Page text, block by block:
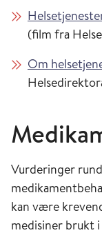
(film fra
Om
Vurderinger
kan være
medisiner brukt